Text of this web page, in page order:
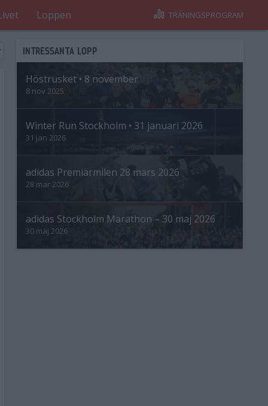
Loppen TRÄNINGSPROGRAM
INTRESSANTA LOPP
Höstrusket • 8 november
8 nov 2025
Winter Run Stockholm • 31 januari 2026
31 jan 2026
adidas Premiärmilen 28 mars 2026
28 mar 2026
adidas Stockholm Marathon – 30 maj 2026
30 maj 2026